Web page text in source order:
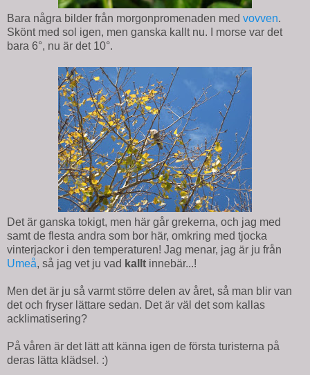
Bara några bilder från morgonpromenaden med vovven.
Skönt med sol igen, men ganska kallt nu. I morse var det
bara 6°, nu är det 10°.
Det är ganska tokigt, men här går grekerna, och jag med
samt de flesta andra som bor här, omkring med tjocka
vinterjackor i den temperaturen! Jag menar, jag är ju från
Umeå, så jag vet ju vad kallt innebär...!
Men det är ju så varmt större delen av året, så man blir van
det och fryser lättare sedan. Det är väl det som kallas
acklimatisering?
På våren är det lätt att känna igen de första turisterna på
deras lätta klädsel. :)